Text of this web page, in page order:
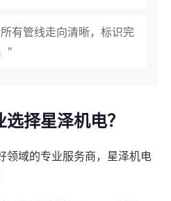
有管线走向清晰，标识完
"
择星泽机电？
领域的专业服务商，星泽机电